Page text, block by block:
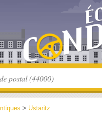
> Ustaritz